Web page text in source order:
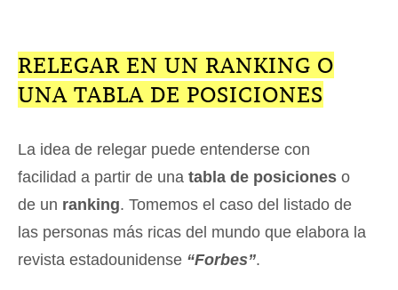
RELEGAR EN UN RANKING O
UNA TABLA DE POSICIONES
La idea de relegar puede entenderse con
facilidad a partir de una tabla de posiciones o
de un ranking. Tomemos el caso del listado de
las personas más ricas del mundo que elabora la
revista estadounidense “Forbes”.